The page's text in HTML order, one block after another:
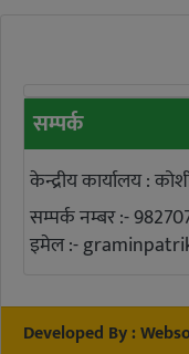
सम्पर्क
केन्द्रीय कार्यालय :
सम्पर्क नम्बर :-
इमेल :-
Developed By :